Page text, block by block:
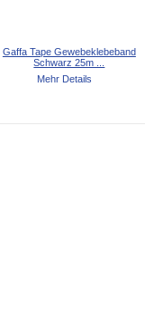
Gaffa Tape Gewebeklebeband
Schwarz 25m ...
Mehr Details